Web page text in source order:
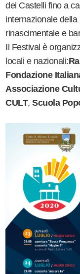
dei Castelli fino a
internazionale della
rinascimentale e
Il Festival è
locali e nazionali:
Fondazione
Associazione
CULT,Scuola